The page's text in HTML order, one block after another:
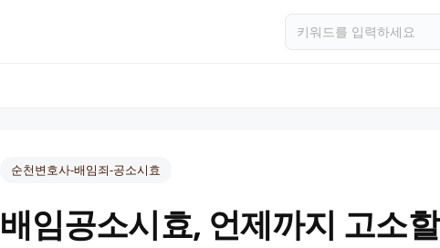
순천변호사-배임죄-공소시효
배임공소시효, 언제까지 고소